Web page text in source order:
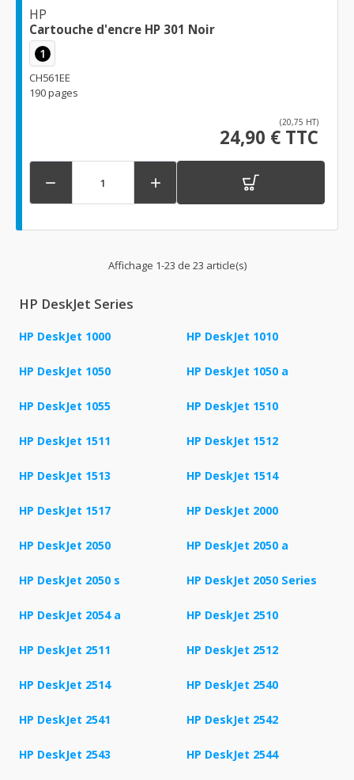
HP
Cartouche d'encre HP 301 Noir
1
CH561EE
190 pages
(20,75 HT)
24,90 € TTC
 
Affichage 1-23 de 23 article(s)
HP DeskJet Series
HP DeskJet 1000 HP DeskJet 1010
HP DeskJet 1050 HP DeskJet 1050 a
HP DeskJet 1055 HP DeskJet 1510
HP DeskJet 1511 HP DeskJet 1512
HP DeskJet 1513 HP DeskJet 1514
HP DeskJet 1517 HP DeskJet 2000
HP DeskJet 2050 HP DeskJet 2050 a
HP DeskJet 2050 s HP DeskJet 2050 Series
HP DeskJet 2054 a HP DeskJet 2510
HP DeskJet 2511 HP DeskJet 2512
HP DeskJet 2514 HP DeskJet 2540
HP DeskJet 2541 HP DeskJet 2542
HP DeskJet 2543 HP DeskJet 2544